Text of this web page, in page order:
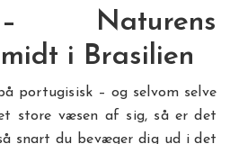
Naturens
i Brasilien
portugisisk – og selvom selve
store væsen af sig, så er det
snart du bevæger dig ud i det